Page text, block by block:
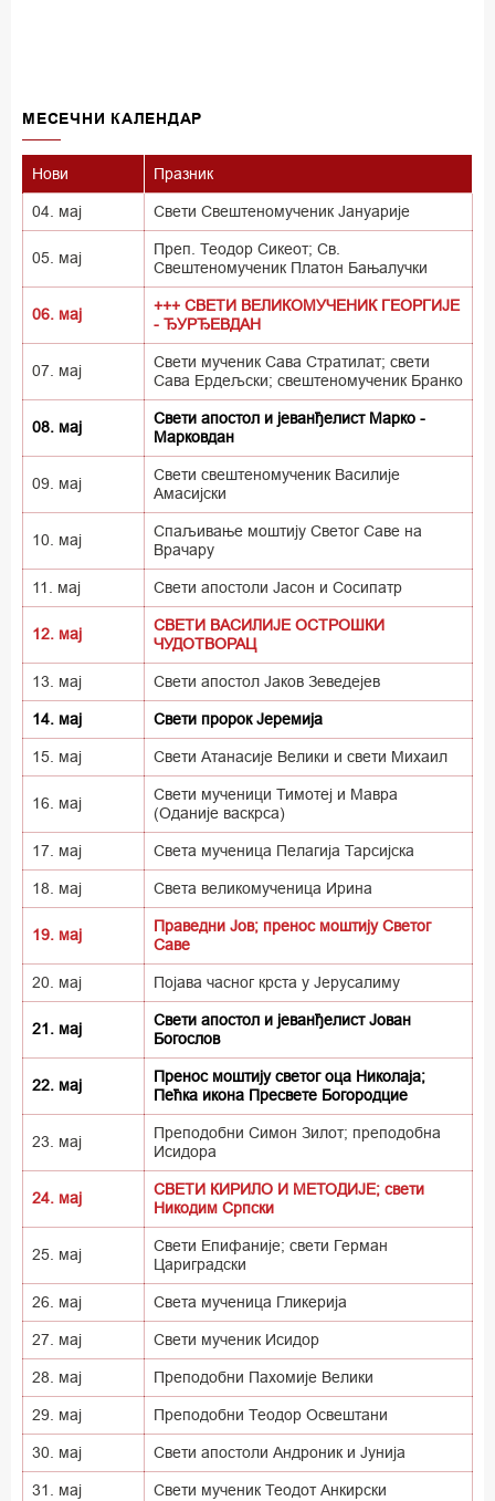
MECEЧНИ КАЛЕНДАР
Нови Празник
04. мај Свети Свештеномученик Јануарије
05. мај
Преп. Теодор Сикеот; Св.
Свештеномученик Платон Бањалучки
06. мај
+++ СВЕТИ ВЕЛИКОМУЧЕНИК ГЕОРГИЈЕ
- ЂУРЂЕВДАН
07. мај
Свети мученик Сава Стратилат; свети
Сава Ердељски; свештеномученик Бранко
08. мај
Свети апостол и јеванђелист Марко -
Марковдан
09. мај
Свети свештеномученик Василије
Амасијски
10. мај
Спаљивање моштију Светог Саве на
Врачару
11. мај Свети апостоли Јасон и Сосипатр
12. мај
СВЕТИ ВАСИЛИЈЕ ОСТРОШКИ
ЧУДОТВОРАЦ
13. мај Свети апостол Јаков Зеведејев
14. мај Свети пророк Јеремија
15. мај Свети Атанасије Велики и свети Михаил
16. мај
Свети мученици Тимотеј и Мавра
(Оданије васкрса)
17. мај Света мученица Пелагија Тарсијска
18. мај Света великомученица Ирина
19. мај
Праведни Јов; пренос моштију Светог
Саве
20. мај Појава часног крста у Јерусалиму
21. мај
Свети апостол и јеванђелист Јован
Богослов
22. мај
Пренос моштију светог оца Николаја;
Пећка икона Пресвете Богородцие
23. мај
Преподобни Симон Зилот; преподобна
Исидора
24. мај
СВЕТИ КИРИЛО И МЕТОДИЈЕ; свети
Никодим Српски
25. мај
Свети Епифаније; свети Герман
Цариградски
26. мај Света мученица Гликерија
27. мај Свети мученик Исидор
28. мај Преподобни Пахомије Велики
29. мај Преподобни Теодор Освештани
30. мај Свети апостоли Андроник и Јунија
31. мај Свети мученик Теодот Анкирски